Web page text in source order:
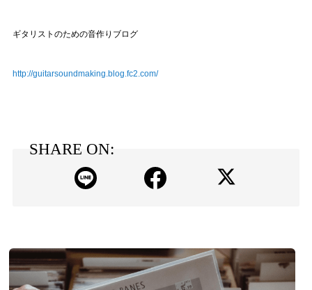
ギタリストのための音作りブログ
http://guitarsoundmaking.blog.fc2.com/
SHARE ON: